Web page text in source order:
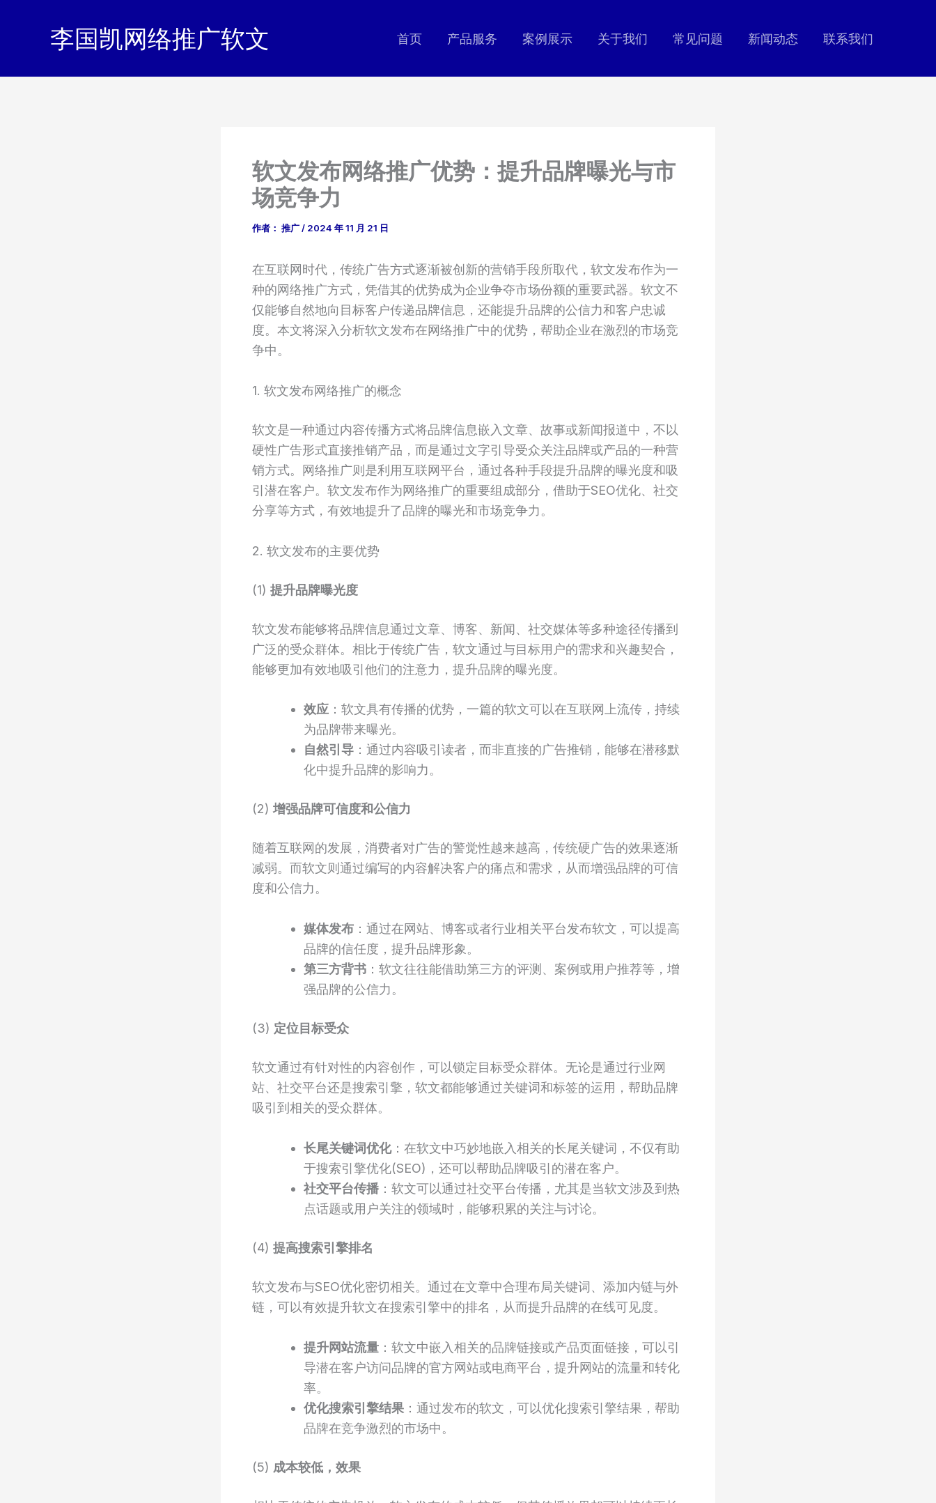
李国凯网络推广软文 首页 产品服务 案例展示 关于我们 常见问题 新闻动态 联系我们
软文发布网络推广优势：提升品牌曝光与市
场竞争力
作者： 推广/ 2024 年 11 月 21 日
在互联网时代，传统广告方式逐渐被创新的营销手段所取代，软文发布作为一
种的网络推广方式，凭借其的优势成为企业争夺市场份额的重要武器。软文不
仅能够自然地向目标客户传递品牌信息，还能提升品牌的公信力和客户忠诚
度。本文将深入分析软文发布在网络推广中的优势，帮助企业在激烈的市场竞
争中。
1. 软文发布网络推广的概念
软文是一种通过内容传播方式将品牌信息嵌入文章、故事或新闻报道中，不以
硬性广告形式直接推销产品，而是通过文字引导受众关注品牌或产品的一种营
销方式。网络推广则是利用互联网平台，通过各种手段提升品牌的曝光度和吸
引潜在客户。软文发布作为网络推广的重要组成部分，借助于SEO优化、社交
分享等方式，有效地提升了品牌的曝光和市场竞争力。
2. 软文发布的主要优势
(1) 提升品牌曝光度
软文发布能够将品牌信息通过文章、博客、新闻、社交媒体等多种途径传播到
广泛的受众群体。相比于传统广告，软文通过与目标用户的需求和兴趣契合，
能够更加有效地吸引他们的注意力，提升品牌的曝光度。
效应 ：软文具有传播的优势，一篇的软文可以在互联网上流传，持续
为品牌带来曝光。
自然引导 ：通过内容吸引读者，而非直接的广告推销，能够在潜移默
化中提升品牌的影响力。
(2) 增强品牌可信度和公信力
随着互联网的发展，消费者对广告的警觉性越来越高，传统硬广告的效果逐渐
减弱。而软文则通过编写的内容解决客户的痛点和需求，从而增强品牌的可信
度和公信力。
媒体发布 ：通过在网站、博客或者行业相关平台发布软文，可以提高
品牌的信任度，提升品牌形象。
第三方背书 ：软文往往能借助第三方的评测、案例或用户推荐等，增
强品牌的公信力。
(3) 定位目标受众
软文通过有针对性的内容创作，可以锁定目标受众群体。无论是通过行业网
站、社交平台还是搜索引擎，软文都能够通过关键词和标签的运用，帮助品牌
吸引到相关的受众群体。
长尾关键词优化：在软文中巧妙地嵌入相关的长尾关键词，不仅有助
于搜索引擎优化(SEO)，还可以帮助品牌吸引的潜在客户。
社交平台传播 ：软文可以通过社交平台传播，尤其是当软文涉及到热
点话题或用户关注的领域时，能够积累的关注与讨论。
(4) 提高搜索引擎排名
软文发布与SEO优化密切相关。通过在文章中合理布局关键词、添加内链与外
链，可以有效提升软文在搜索引擎中的排名，从而提升品牌的在线可见度。
提升网站流量 ：软文中嵌入相关的品牌链接或产品页面链接，可以引
导潜在客户访问品牌的官方网站或电商平台，提升网站的流量和转化
率。
优化搜索引擎结果 ：通过发布的软文，可以优化搜索引擎结果，帮助
品牌在竞争激烈的市场中。
(5) 成本较低，效果